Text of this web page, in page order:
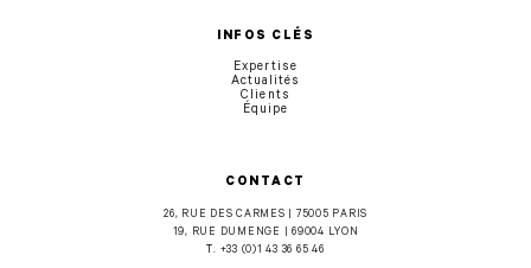
CONTACT
26, RUE DES CARMES | 75005 PARIS
19, RUE DUMENGE | 69004 LYON
T. +33 (0)1 43 36 65 46
INFOS CLÉS
Expertise
Actualités
Clients
Équipe